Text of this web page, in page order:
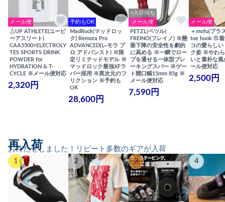
メール便
△UP ATHLETE(ユーピ
ーアスリート)
CAA5500+ELECTROLY
TES SPORTS DRINK
POWDER for
HYDRATION & T-
CYCLE ※メール便対応
2,320円
予約もOK
MadRock(マッドロッ
ク) Remora Pro
ADVANCED(レモラ プ
ロ アドバンスト) ※限
定リミテッドモデル ※
マッドロック最強XFラ
バー採用 ※異次元のフ
リクション ※予約も
OK
28,600円
×入荷待ち
メール便
PETZL(ペツル)
FREINO(フレイノ) ※懸
垂下降の安全性を劇的
に高める ※一瞬でロー
プを通せる一体型ブレ
ーキングスパー ※ゲー
ト開口幅15mm 85g ※
メール便対応
7,590円
メール便
＋mofu(プラ
toe hook 巾
コの愛らしい
ク姿 ※やわ
いと素朴な
ール便対応
2,500円
お待たせしました！リピート多数のギアが入荷
再入荷
1 2 3 4